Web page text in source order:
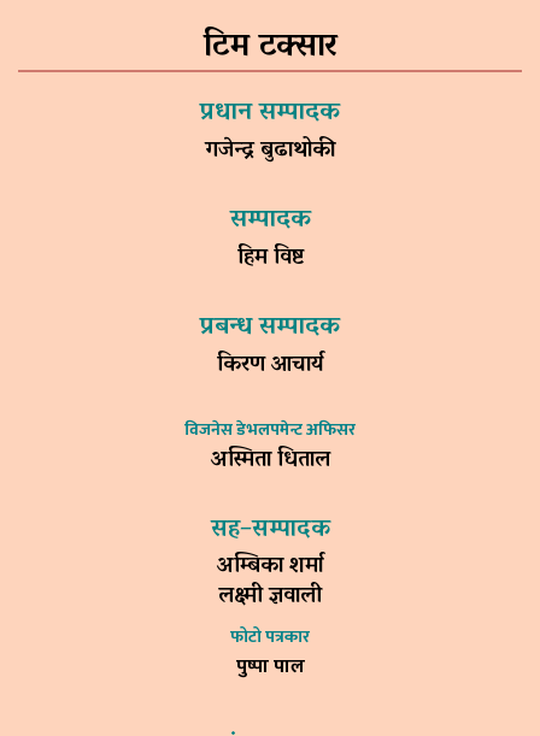
टिम टक्सार
प्रधान सम्पादक
गजेन्द्र बुढाथोकी
सम्पादक
हिम विष्ट
प्रबन्ध सम्पादक
किरण आचार्य
विजनेस डेभलपमेन्ट अफिसर
अस्मिता धिताल
सह–सम्पादक
अम्बिका शर्मा
लक्ष्मी ज्ञवाली
फोटो पत्रकार
पुष्पा पाल